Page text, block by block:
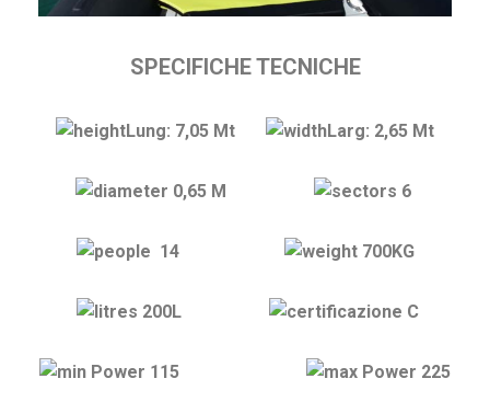
SPECIFICHE TECNICHE
Lung: 7,05 Mt Larg: 2,65 Mt
0,65 M 6
14 700KG
200L C
115 225